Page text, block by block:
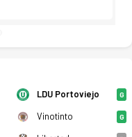
LDU Portoviejo G
Vinotinto G